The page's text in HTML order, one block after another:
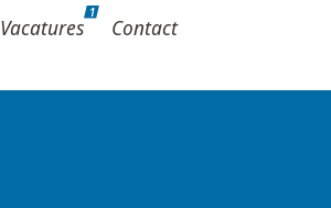
Vacatures
1
Contact